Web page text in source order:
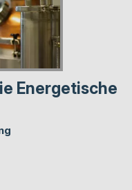
Energetische